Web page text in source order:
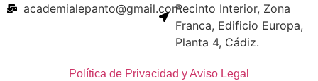
academialepanto@gmail.comRecinto Interior, Zona
Franca, Edificio Europa,
Planta 4, Cádiz.
Política de Privacidad y Aviso Legal